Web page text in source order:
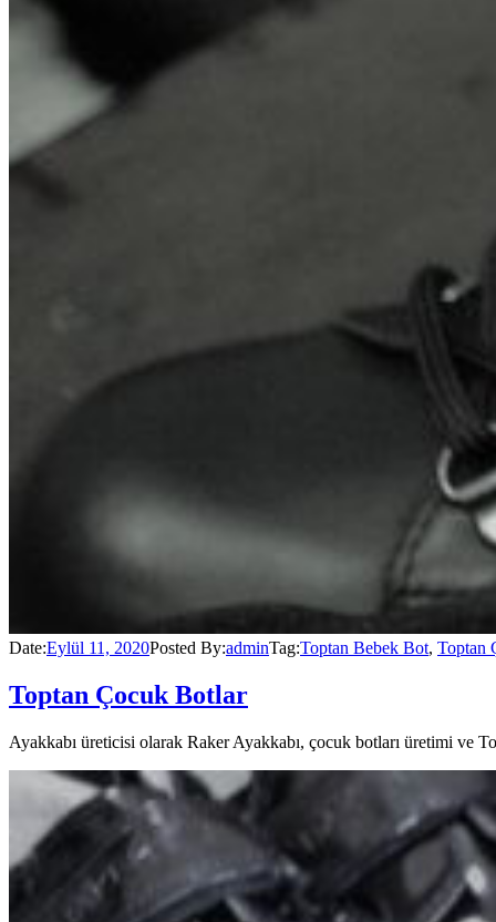
Date:Eylül 11, 2020Posted By:adminTag:Toptan Bebek Bot, Toptan
Toptan Çocuk Botlar
Ayakkabı üreticisi olarak Raker Ayakkabı, çocuk botları üretimi ve